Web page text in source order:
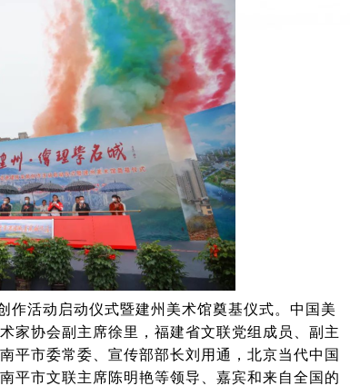
作活动启动仪式暨建州美术馆奠基仪式。中国美
家协会副主席徐里，福建省文联党组成员、副主
平市委常委、宣传部部长刘用通，北京当代中国
平市文联主席陈明艳等领导、嘉宾和来自全国的